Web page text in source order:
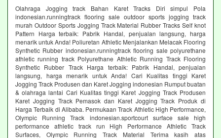
Olahraga Jogging track Bahan Karet Tracks Diri simpul Pola
indonesian.runningtrack flooring sale outdoor sports jogging track
murah Outdoor Sports Jogging Track Material Rubber Tracks Self knot
Pattern Harga terbaik: Pabrik Handal, penjualan langsung, harga
menarik untuk Anda! Poliuretan Athletic Menjalankan Melacak Flooring
Synthetic Rubber indonesian.runningtrack flooring sale polyurethane
athletic running track Polyurethane Athletic Running Track Flooring
Synthetic Rubber Track Harga terbaik: Pabrik Handal, penjualan
langsung, harga menarik untuk Anda! Cari Kualitas tinggi Karet
Jogging Track Produsen dan Karet Jogging indonesian Rumput buatan
& olahraga lantai Cari Kualitas tinggi Karet Jogging Track Produsen
Karet Jogging Track Pemasok dan Karet Jogging Track Produk di
Harga Terbaik di Alibaba. Permukaan Track Athletic High Performance,
Olympic Running Track indonesian.sportcourt surface sale high
performance athletic track run High Performance Athletic Track
Surfaces, Olympic Running Track Material Terima kasih atas